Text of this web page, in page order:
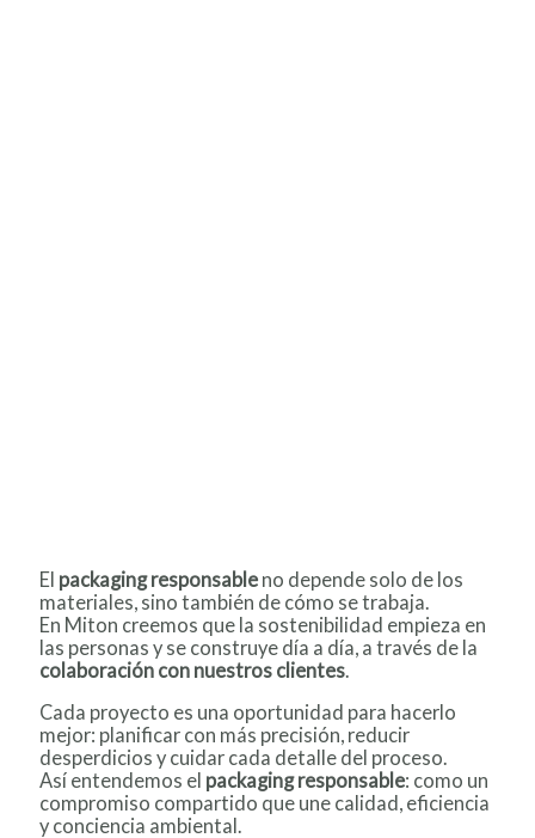
El packaging responsable no depende solo de los
materiales, sino también de cómo se trabaja.
En Miton creemos que la sostenibilidad empieza en
las personas y se construye día a día, a través de la
colaboración con nuestros clientes
Cada proyecto es una oportunidad para hacerlo
mejor: planificar con más precisión, reducir
desperdicios y cuidar cada detalle del proceso.
Así entendemos el packaging responsable: como un
compromiso compartido que une calidad, eficiencia
y conciencia ambiental.